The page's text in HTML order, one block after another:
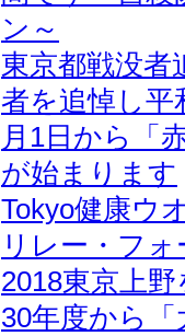
ン～
東京都戦没者
者を追悼し平
月1日から「
が始まります
Tokyo健康ウ
リレー・フ
2018東京上
30年度から